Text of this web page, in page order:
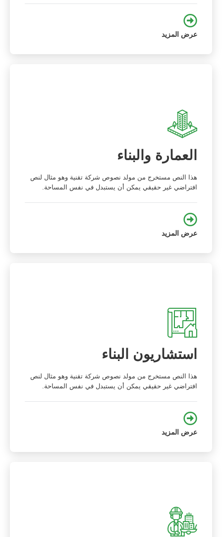
عرض المزيد
العمارة والبناء
هذا النص مستخرج من مولد نصوص شركة تقنية وهو مثال لنص
افتراضي غير حقيقي يمكن أن يستبدل في نفس المساحة.
عرض المزيد
استشاريون البناء
هذا النص مستخرج من مولد نصوص شركة تقنية وهو مثال لنص
افتراضي غير حقيقي يمكن أن يستبدل في نفس المساحة.
عرض المزيد